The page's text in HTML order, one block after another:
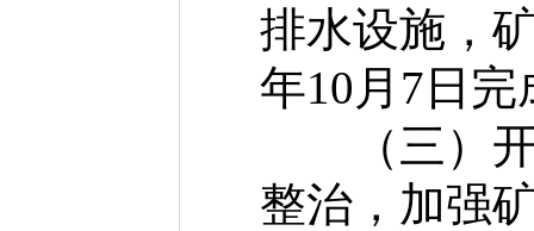
排水设施，
年10月7日
（三）开
整治，加强